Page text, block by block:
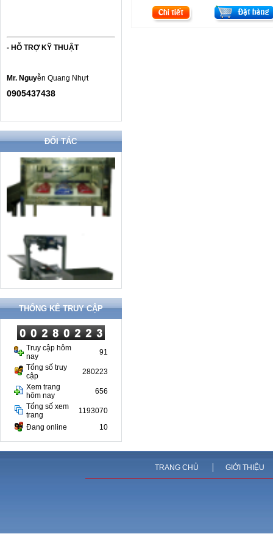
- HỖ TRỢ KỸ THUẬT
Mr. Nguyễn Quang Nhựt
0905437438
ĐỐI TÁC
THỐNG KÊ TRUY CẬP
Truy cập hôm
nay
91
Tổng số truy
cập
280223
Xem trang
hôm nay
656
Tổng số xem
trang
1193070
Đang online
10
TRANG CHỦ GIỚI THIỆU